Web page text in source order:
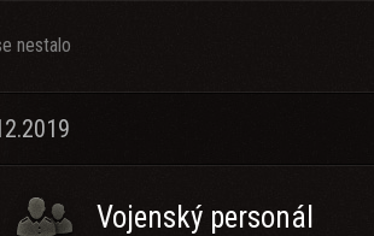
nestalo
Vojenský personál